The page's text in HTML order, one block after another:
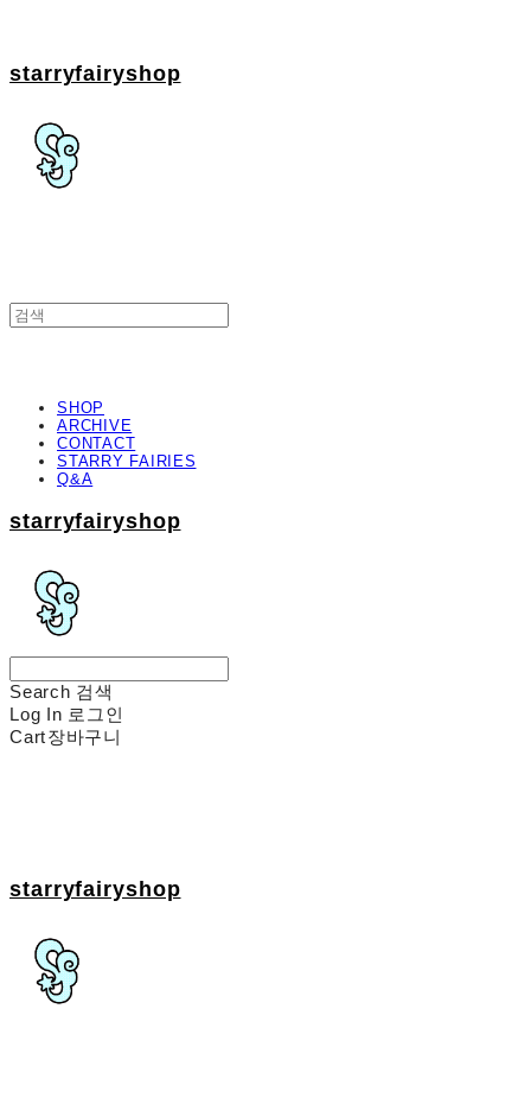
starryfairyshop
SHOP
ARCHIVE
CONTACT
STARRY FAIRIES
Q&A
starryfairyshop
Search 검색
Log In 로그인
Cart장바구니
starryfairyshop